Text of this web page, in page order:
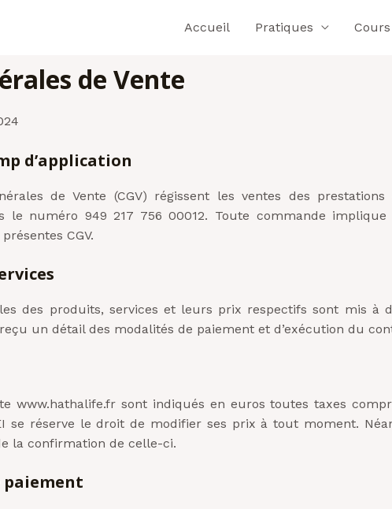
Accueil Pratiques
de Vente
d’application
de Vente (CGV) régissent les ventes des
le numéro 949 217 756 00012. Toute commande implique
CGV.
des produits, services et leurs prix respectifs sont mis à
un détail des modalités de paiement et d’exécution du
www.hathalife.fr sont indiqués en euros toutes taxes
se réserve le droit de modifier ses prix à tout moment.
la confirmation de celle-ci.
paiement